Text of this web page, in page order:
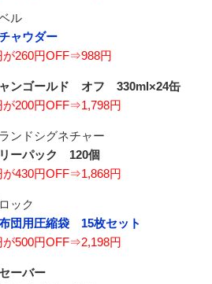
ル
ャウダー
が260円OFF⇒988円
ンゴールド オフ 330ml×24缶
が200円OFF⇒1,798円
ンドシグネチャー
ーパック 120個
が430円OFF⇒1,868円
ック
団用圧縮袋 15枚セット
が500円OFF⇒2,198円
ーバー